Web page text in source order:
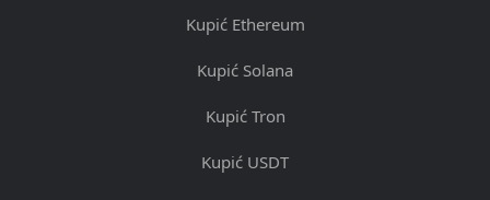
Kupić Ethereum
Kupić Solana
Kupić Tron
Kupić USDT